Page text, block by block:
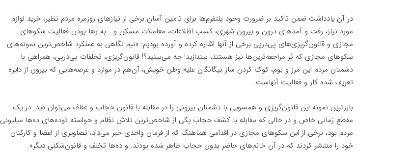
در آن یادداشت ضمن تاکید بر ضرورت وجود پلتفرم‌ها برای تامین آسان برخی از نیازهای روزمره مردم نظیر، خرید لوازم
مورد نیاز، رفت و آمدهای درون و بیرون شهری، کسب اطلاعات، معاملات مسکن و… به رها بودن فعالیت سکوهای
مجازی و قانون‌گریزی‌های پی‌در‌پی برخی از آنها ‌اشاره کرده و آورده بودیم: «‌نیم نگاهی به عملکرد شاخص‌ترین نمونه‌های
سکوهای مجازی که پُر مراجعه‌ترین‌ها نیز هستند، بیندازید! چه می‌بینید؟! قانون‌گریزی، تخلفات پی‌در‌پی، همراهی با
دشمنان مردم این مرز و بوم، کوک کردن ساز بیگانگان علیه وطن خویش، آن‌هم در موارد و عرصه‌هایی که بیرون از دایره
تعریف شده کار و فعالیت آنهاست.
بارزترین نمونه این قانون‌گریزی و همسویی با دشمنان بیرونی را در مقابله با قانون حجاب و عفاف می‌توان دید. در یک
مقطع زمانی خاص و در حالی که مقابله با کشف حجاب یکی از شاخص‌ترین تلاش نظام و خواسته توده‌های ده‌ها میلیونی
مردم بود، برخی از این سکوهای مجازی در اقدامی هماهنگ که از فرمان واحدی خبر می‌داد، تصاویری از اعضا و کارکنان
خود را منتشر کردند که در آن خانم‌های حاضر بدون حجاب ظاهر شده بودند. و ده‌ها تخلف و قانون‌شکنی دیگر‌».